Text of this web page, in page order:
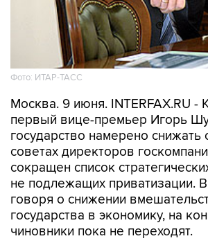
Фото: ИТАР-ТАСС
Москва. 9 июня. INTERFAX.RU -
первый вице-премьер Игорь
государство намерено снижать
советах директоров
сокращен список
не подлежащих приватизации.
говоря о снижении
государства в экономику, на
чиновники пока не переходят.